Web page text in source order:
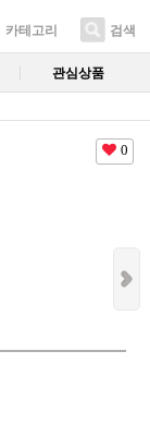
카테고리 검색
관심상품
0